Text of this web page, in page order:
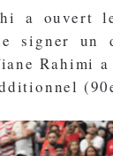
a ouvert
signer un
Rahimi